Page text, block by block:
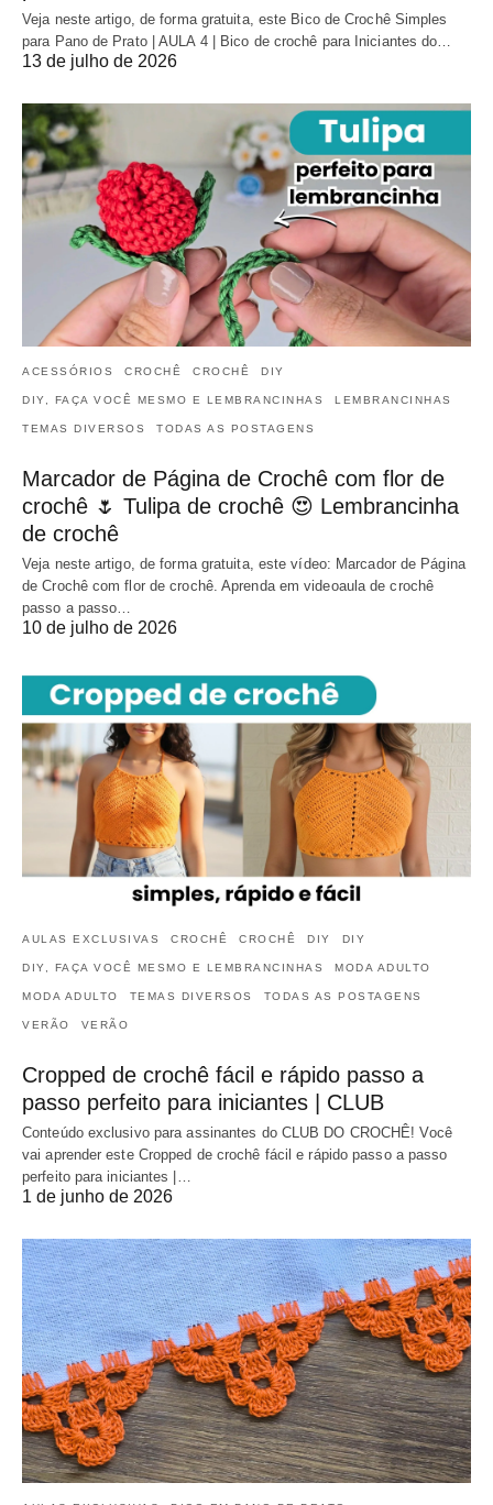
Veja neste artigo, de forma gratuita, este Bico de Crochê Simples
para Pano de Prato | AULA 4 | Bico de crochê para Iniciantes do…
13 de julho de 2026
ACESSÓRIOS CROCHÊ CROCHÊ DIY
DIY, FAÇA VOCÊ MESMO E LEMBRANCINHAS LEMBRANCINHAS
TEMAS DIVERSOS TODAS AS POSTAGENS
Marcador de Página de Crochê com flor de
crochê 🌷 Tulipa de crochê 😍 Lembrancinha
de crochê
Veja neste artigo, de forma gratuita, este vídeo: Marcador de Página
de Crochê com flor de crochê. Aprenda em videoaula de crochê
passo a passo…
10 de julho de 2026
AULAS EXCLUSIVAS CROCHÊ CROCHÊ DIY DIY
DIY, FAÇA VOCÊ MESMO E LEMBRANCINHAS MODA ADULTO
MODA ADULTO TEMAS DIVERSOS TODAS AS POSTAGENS
VERÃO VERÃO
Cropped de crochê fácil e rápido passo a
passo perfeito para iniciantes | CLUB
Conteúdo exclusivo para assinantes do CLUB DO CROCHÊ! Você
vai aprender este Cropped de crochê fácil e rápido passo a passo
perfeito para iniciantes |…
1 de junho de 2026